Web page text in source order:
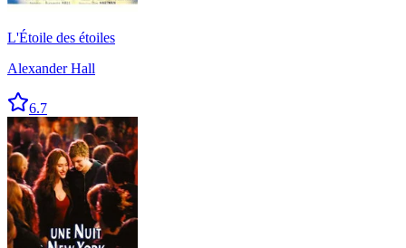
L'Étoile des étoiles
Alexander Hall
6.7